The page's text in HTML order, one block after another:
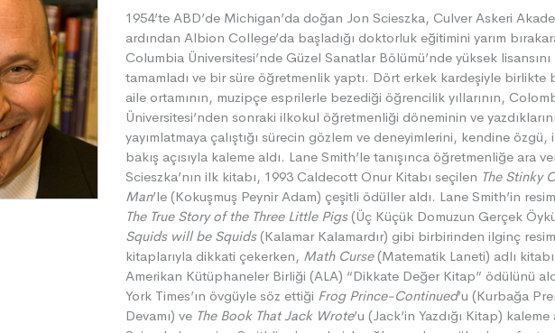
1954’te ABD’de Michigan’da doğan Jon Scieszka, Culver Askeri
ardından Albion College’da başladığı doktorluk eğitimini yarım
Columbia Üniversitesi’nde Güzel Sanatlar Bölümü’nde yüksek lisansını
tamamladı ve bir süre öğretmenlik yaptı. Dört erkek kardeşiyle birlikte
aile ortamının, muzipçe esprilerle bezediği öğrencilik yıllarının,
Üniversitesi’nden sonraki ilkokul öğretmenliği döneminin ve yazdıklarını
yayımlatmaya çalıştığı sürecin gözlem ve deneyimlerini, kendine
bakış açısıyla kaleme aldı. Lane Smith’le tanışınca öğretmenliğe ara
Scieszka’nın ilk kitabı, 1993 Caldecott Onur Kitabı seçilen The Stinky
Man’le (Kokuşmuş Peynir Adam) çeşitli ödüller aldı. Lane Smith’in
The True Story of the Three Little Pigs(Üç Küçük Domuzun Gerçek
Squids will be Squids(Kalamar Kalamardır) gibi birbirinden ilginç
kitaplarıyla dikkati çekerken, Math Curse(Matematik Laneti) adlı
Amerikan Kütüphaneler Birliği (ALA) “Dikkate Değer Kitap” ödülünü
York Times’ın övgüyle söz ettiği Frog Prince-Continued’u (Kurbağa
Devamı) ve The Book That Jack Wrote’u (Jack’in Yazdığı Kitap) kaleme